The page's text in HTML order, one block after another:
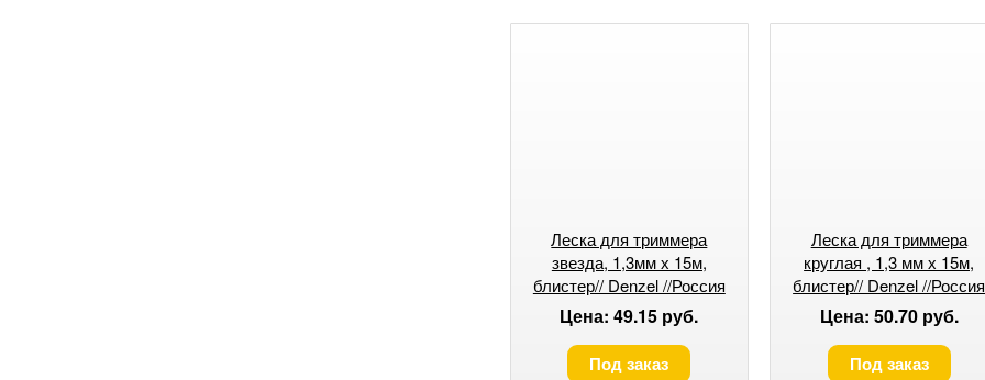
Леска для триммера
звезда, 1,3мм х 15м,
блистер// Denzel //Россия
Цена: 49.15 руб.
Под заказ
Леска для триммера
круглая , 1,3 мм х 15м,
блистер// Denzel //Россия
Цена: 50.70 руб.
Под заказ